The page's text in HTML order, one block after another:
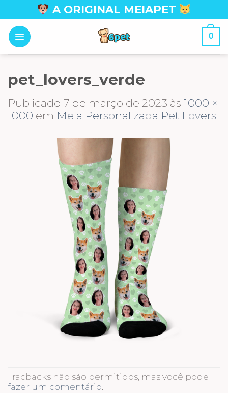
to
content
A ORIGINAL MEIAPET
0
pet_lovers_verde
Publicado 7 de março de 2023 às 1000 ×
1000 em Meia Personalizada Pet Lovers
Tracbacks não são permitidos, mas você pode
fazer um comentário.